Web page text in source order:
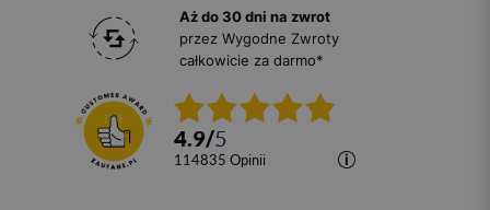
Aż do 30 dni na zwrot
przez Wygodne Zwroty
całkowicie za darmo*
4.9/5
114835 opinii